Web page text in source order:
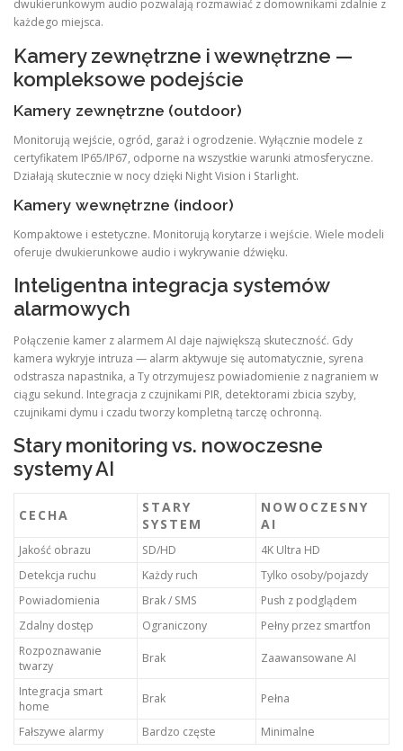
dwukierunkowym audio pozwalają rozmawiać z domownikami zdalnie z
każdego miejsca.
Kamery zewnętrzne i wewnętrzne —
kompleksowe podejście
Kamery zewnętrzne (outdoor)
Monitorują wejście, ogród, garaż i ogrodzenie. Wyłącznie modele z
certyfikatem IP65/IP67, odporne na wszystkie warunki atmosferyczne.
Działają skutecznie w nocy dzięki Night Vision i Starlight.
Kamery wewnętrzne (indoor)
Kompaktowe i estetyczne. Monitorują korytarze i wejście. Wiele modeli
oferuje dwukierunkowe audio i wykrywanie dźwięku.
Inteligentna integracja systemów
alarmowych
Połączenie kamer z alarmem AI daje największą skuteczność. Gdy
kamera wykryje intruza — alarm aktywuje się automatycznie, syrena
odstrasza napastnika, a Ty otrzymujesz powiadomienie z nagraniem w
ciągu sekund. Integracja z czujnikami PIR, detektorami zbicia szyby,
czujnikami dymu i czadu tworzy kompletną tarczę ochronną.
Stary monitoring vs. nowoczesne
systemy AI
CECHA
STARY
SYSTEM
NOWOCZESNY
AI
Jakość obrazu SD/HD
4K Ultra HD
Detekcja ruchu
Każdy ruch
Tylko osoby/pojazdy
Powiadomienia
Brak / SMS
Push z podglądem
Zdalny dostęp
Ograniczony
Pełny przez smartfon
Rozpoznawanie
twarzy
Brak Zaawansowane AI
Integracja smart
home
Brak Pełna
Fałszywe alarmy Bardzo częste Minimalne